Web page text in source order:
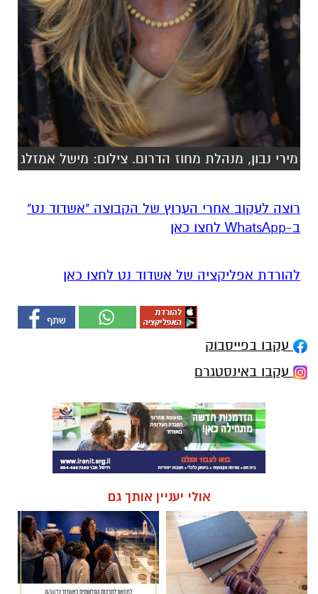
מירי נבון, מנהלת מחוז הדרום. צילום: מישל אמזלג
רוצה לעקוב אחרי הערוץ של הקבוצה "אשדוד נט"
ב-WhatsApp לחצו כאן
להורדת אפליקציה של אשדוד נט לחצו כאן
עקבו בפייסבוק
עקבו באינסטגרם
אולי יעניין אותך גם